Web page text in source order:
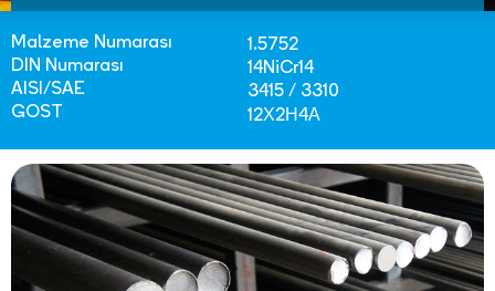
Malzeme Numarası
1.5752
DIN Numarası
14NiCr14
AISI/SAE
3415 / 3310
GOST
12Х2Н4А